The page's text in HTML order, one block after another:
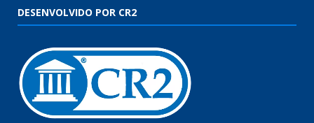
DESENVOLVIDO POR CR2